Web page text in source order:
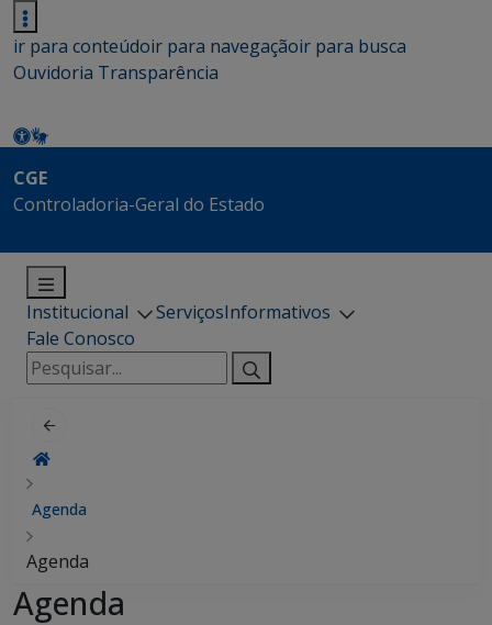
ir para conteúdoir para navegaçãoir para busca
Ouvidoria Transparência
CGE
Controladoria-Geral do Estado
Institucional ServiçosInformativos
Fale Conosco
Pesquisar
por:
Agenda
Agenda
Agenda